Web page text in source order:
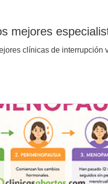
mejores
clínicas de